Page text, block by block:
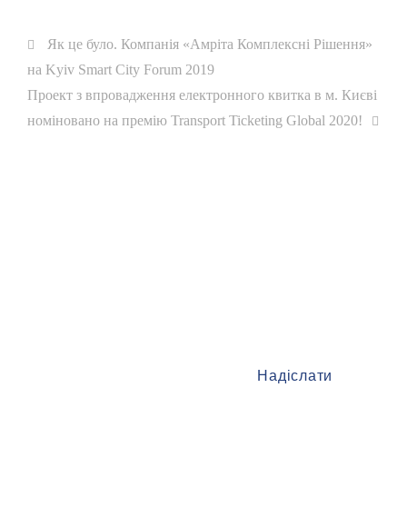
Навигация
по
записям
Предыдущая
запись:
Як це було. Компанія «Амріта Комплексні Рішення»
на Kyiv Smart City Forum 2019
Следующая
запись:
Проект з впровадження електронного квитка в м. Києві
номіновано на премію Transport Ticketing Global 2020!